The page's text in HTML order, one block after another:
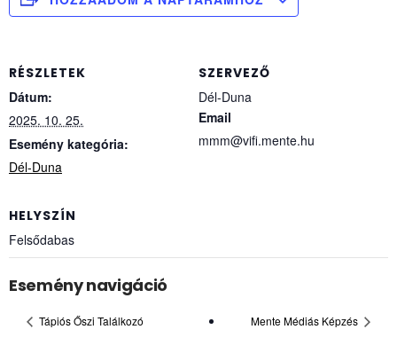
RÉSZLETEK
Dátum:
2025. 10. 25.
Esemény kategória:
Dél-Duna
SZERVEZŐ
Dél-Duna
Email
mmm@vifi.mente.hu
HELYSZÍN
Felsődabas
Esemény navigáció
Tápiós Őszi Találkozó Mente Médiás Képzés